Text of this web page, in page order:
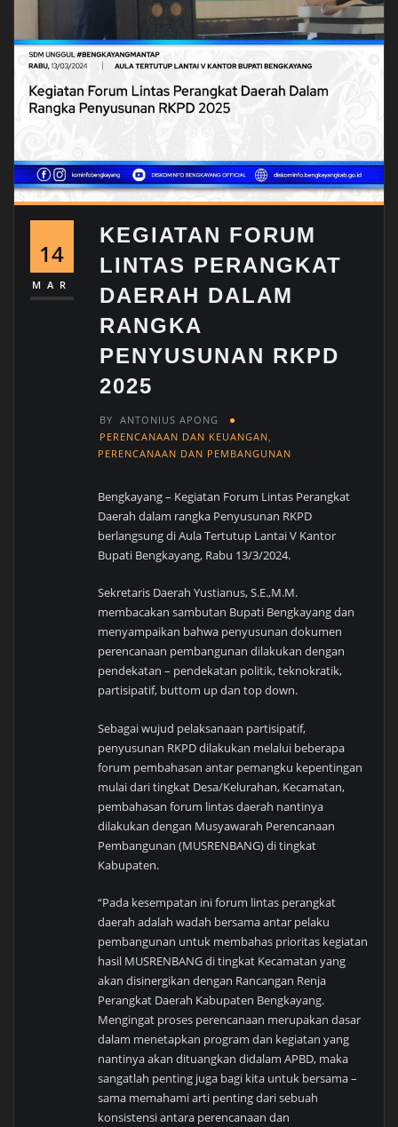
14
MAR
KEGIATAN FORUM
LINTAS PERANGKAT
DAERAH DALAM
RANGKA
PENYUSUNAN RKPD
2025
BY
ANTONIUS APONG
PERENCANAAN DAN KEUANGAN
PERENCANAAN DAN PEMBANGUNAN
Bengkayang – Kegiatan Forum Lintas Perangkat
Daerah dalam rangka Penyusunan RKPD
berlangsung di Aula Tertutup Lantai V Kantor
Bupati Bengkayang, Rabu 13/3/2024.
Sekretaris Daerah Yustianus, S.E.,M.M.
membacakan sambutan Bupati Bengkayang dan
menyampaikan bahwa penyusunan dokumen
perencanaan pembangunan dilakukan dengan
pendekatan – pendekatan politik, teknokratik,
partisipatif, buttom up dan top down.
Sebagai wujud pelaksanaan partisipatif,
penyusunan RKPD dilakukan melalui beberapa
forum pembahasan antar pemangku kepentingan
mulai dari tingkat Desa/Kelurahan, Kecamatan,
pembahasan forum lintas daerah nantinya
dilakukan dengan Musyawarah Perencanaan
Pembangunan (MUSRENBANG) di tingkat
Kabupaten.
“Pada kesempatan ini forum lintas perangkat
daerah adalah wadah bersama antar pelaku
pembangunan untuk membahas prioritas kegiatan
hasil MUSRENBANG di tingkat Kecamatan yang
akan disinergikan dengan Rancangan Renja
Perangkat Daerah Kabupaten Bengkayang.
Mengingat proses perencanaan merupakan dasar
dalam menetapkan program dan kegiatan yang
nantinya akan dituangkan didalam APBD, maka
sangatlah penting juga bagi kita untuk bersama –
sama memahami arti penting dari sebuah
konsistensi antara perencanaan dan